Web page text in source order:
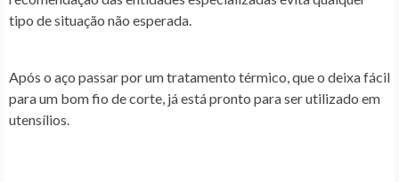
tipo de situação não esperada.
Após o aço passar por um tratamento térmico, que o deixa fácil
para um bom fio de corte, já está pronto para ser utilizado em
utensílios.